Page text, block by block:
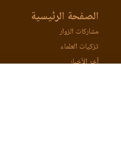
الصفحة الرئيسية
مشاركات الزوار
تزكيات العلماء
آخر الأخبار